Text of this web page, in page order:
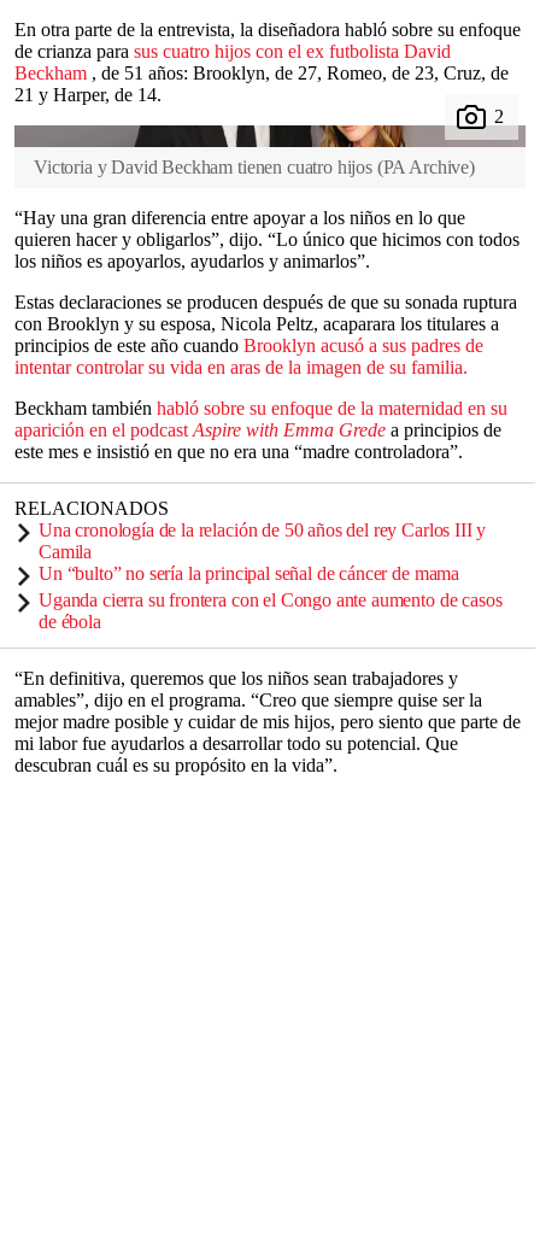
En otra parte de la entrevista, la diseñadora habló sobre su enfoque
de crianza para sus cuatro hijos con el ex futbolista David
Beckham , de 51 años: Brooklyn, de 27, Romeo, de 23, Cruz, de
21 y Harper, de 14.
Victoria y David Beckham tienen cuatro hijos (PA Archive)
“Hay una gran diferencia entre apoyar a los niños en lo que
quieren hacer y obligarlos”, dijo. “Lo único que hicimos con todos
los niños es apoyarlos, ayudarlos y animarlos”.
Estas declaraciones se producen después de que su sonada ruptura
con Brooklyn y su esposa, Nicola Peltz, acaparara los titulares a
principios de este año cuando Brooklyn acusó a sus padres de
intentar controlar su vida en aras de la imagen de su familia.
Beckham también habló sobre su enfoque de la maternidad en su
aparición en el podcast Aspire with Emma Grede a principios de
este mes e insistió en que no era una “madre controladora”.
RELACIONADOS
Una cronología de la relación de 50 años del rey Carlos III y
Camila
Un “bulto” no sería la principal señal de cáncer de mama
Uganda cierra su frontera con el Congo ante aumento de casos
de ébola
“En definitiva, queremos que los niños sean trabajadores y
amables”, dijo en el programa. “Creo que siempre quise ser la
mejor madre posible y cuidar de mis hijos, pero siento que parte de
mi labor fue ayudarlos a desarrollar todo su potencial. Que
descubran cuál es su propósito en la vida”.